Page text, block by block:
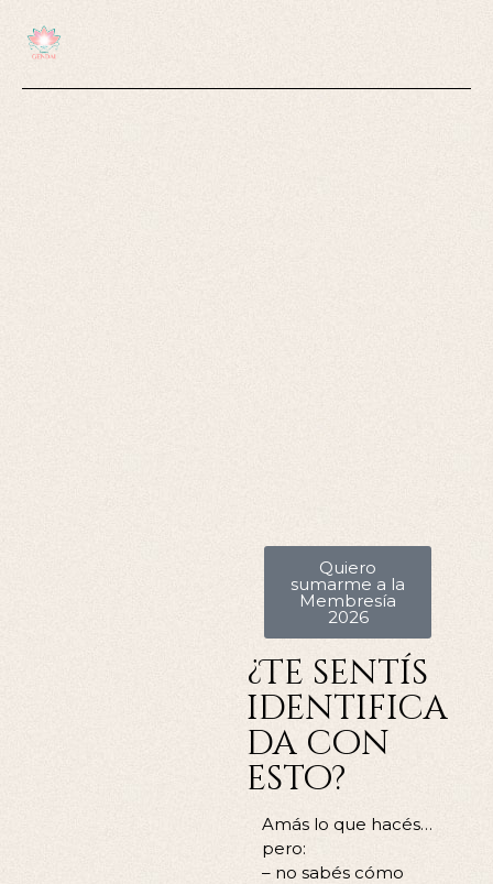
Home
Quiero
sumarme a la
Membresía
2026
¿Te sentís
identifica
da con
esto?
Amás lo que hacés…
pero:
– no sabés cómo